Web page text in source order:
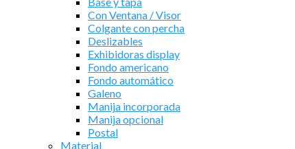
Con Ventana / Visor
Colgante con percha
Deslizables
Exhibidoras display
Fondo americano
Fondo automático
Galeno
Manija incorporada
Manija opcional
Postal
Material